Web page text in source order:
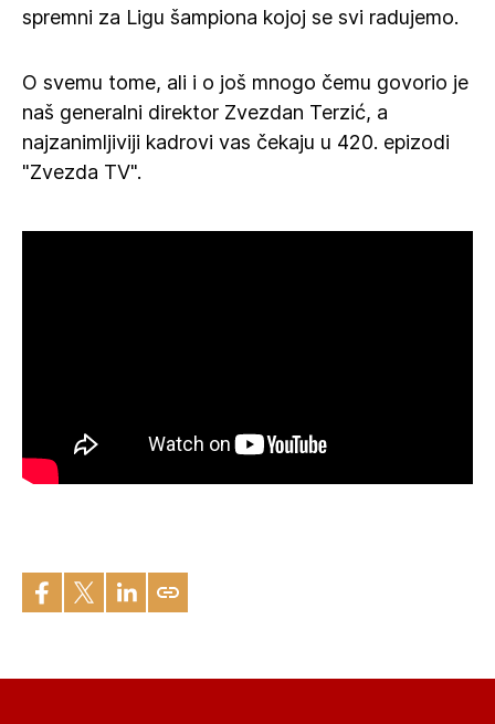
spremni za Ligu šampiona kojoj se svi radujemo.
O svemu tome, ali i o još mnogo čemu govorio je
naš generalni direktor Zvezdan Terzić, a
najzanimljiviji kadrovi vas čekaju u 420. epizodi
"Zvezda TV".